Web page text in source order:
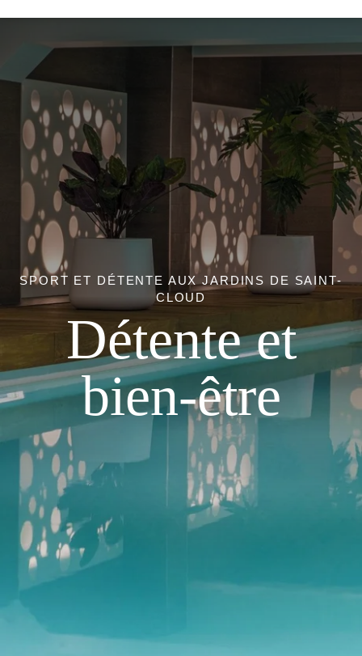
SPORT ET DÉTENTE AUX JARDINS DE SAINT-
CLOUD
Détente et
bien-être